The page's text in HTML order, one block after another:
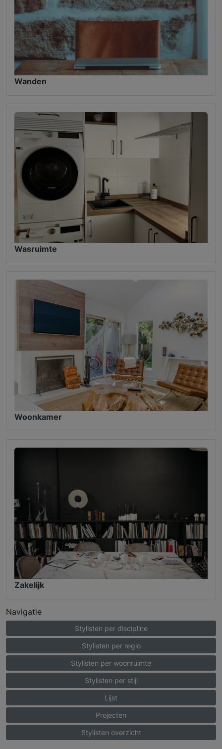
Wanden
Wasruimte
Woonkamer
Zakelijk
Navigatie
Stylisten per discipline
Stylisten per regio
Stylisten per woonruimte
Stylisten per stijl
Lijst
Projecten
Stylisten overzicht